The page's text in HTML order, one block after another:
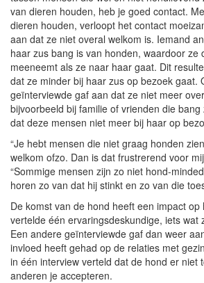
van dieren houden, heb je goed contact.
dieren houden, verloopt het contact
aan dat ze niet overal welkom is. Iemand
haar zus bang is van honden, waardoor ze
meeneemt als ze naar haar gaat. Dit
dat ze minder bij haar zus op bezoek gaat.
geïnterviewde gaf aan dat ze niet meer
bijvoorbeeld bij familie of vrienden die
dat deze mensen niet meer bij haar op
“Je hebt mensen die niet graag honden
welkom ofzo. Dan is dat frustrerend voor
“Sommige mensen zijn zo niet hond-
horen zo van dat hij stinkt en zo van die
De komst van de hond heeft een impact
vertelde één ervaringsdeskundige, iets wat
Een andere geïnterviewde gaf dan weer
invloed heeft gehad op de relaties met
in één interview verteld dat de hond er niet
anderen je accepteren.